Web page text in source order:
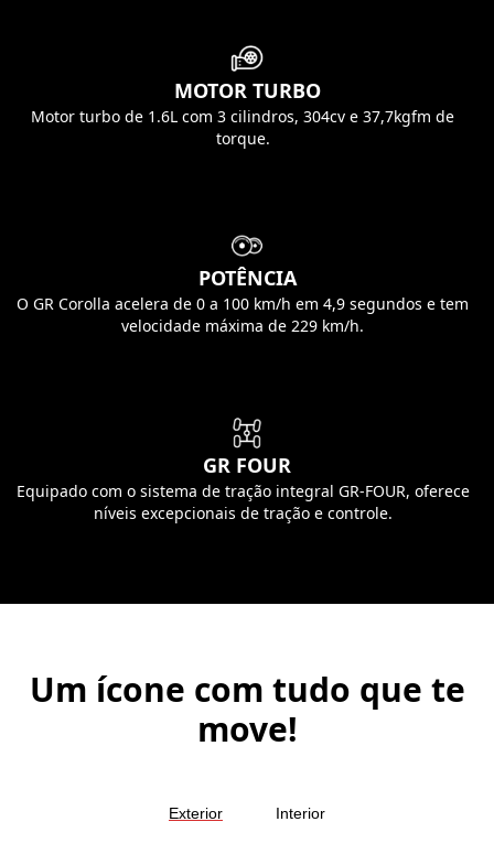
MOTOR TURBO
Motor turbo de 1.6L com 3 cilindros, 304cv e 37,7kgfm de
torque.
POTÊNCIA
O GR Corolla acelera de 0 a 100 km/h em 4,9 segundos e tem
velocidade máxima de 229 km/h.
GR FOUR
Equipado com o sistema de tração integral GR-FOUR, oferece
níveis excepcionais de tração e controle.
Um ícone com tudo que te
move!
Exterior Interior